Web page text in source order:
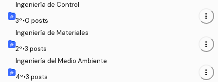
Ingeniería de Control
3º•0 posts more_vert
Ingeniería de Materiales
2º•3 posts more_vert
Ingeniería del Medio Ambiente
4º•3 posts more_vert